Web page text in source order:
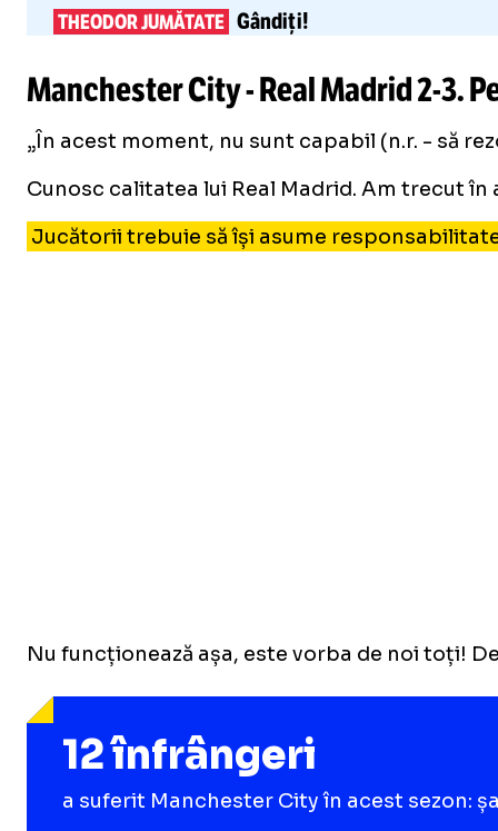
THEODOR JUMĂTATE Gândiți!
Manchester City - Real Madrid2-3.
„În acest moment, nu sunt capabil (n.r. - să
Cunosc calitatea lui Real Madrid. Am trecut
Jucătorii trebuie să își asume
Nu funcționează așa, este vorba de noi toți!
12 înfrângeri
a suferit Manchester City în acest sezon: